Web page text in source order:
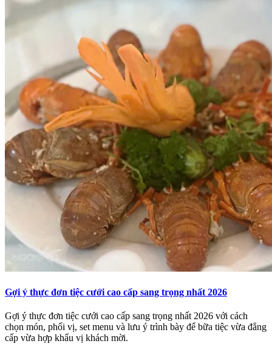
Gợi ý thực đơn tiệc cưới cao cấp sang trọng nhất 2026
Gợi ý thực đơn tiệc cưới cao cấp sang trọng nhất 2026 với cách
chọn món, phối vị, set menu và lưu ý trình bày để bữa tiệc vừa đẳng
cấp vừa hợp khẩu vị khách mời.